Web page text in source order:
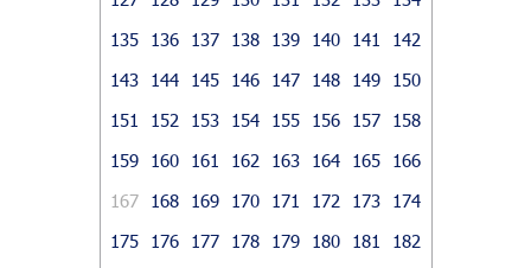
135
136 137 138 139 140 141
142
143
144 145 146 147 148 149
150
151
152 153 154 155 156 157
158
159
160 161 162 163 164 165
166
167
168 169 170 171 172 173
174
175
176 177 178 179 180 181
182